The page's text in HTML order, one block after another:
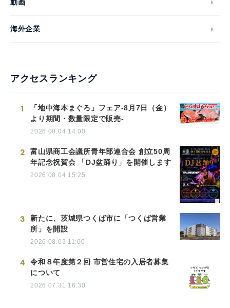
動画
海外企業
アクセスランキング
1
「地中海本まぐろ」フェア-8月7日（金）
より期間・数量限定で販売-
2026.08.04 14:00
2
富山県商工会議所青年部連合会 創立50周
年記念祝賀会 「DJ盆踊り」を開催します
2026.08.04 15:25
3
新たに、茨城県つくば市に「つくば営業
所」を開設
2026.08.03 11:00
4
令和８年度第２回 市営住宅の入居者募集
について
2026.07.31 16:30